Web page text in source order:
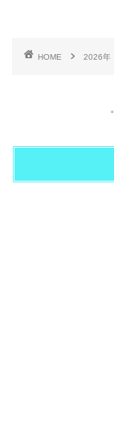
HOME 2026年